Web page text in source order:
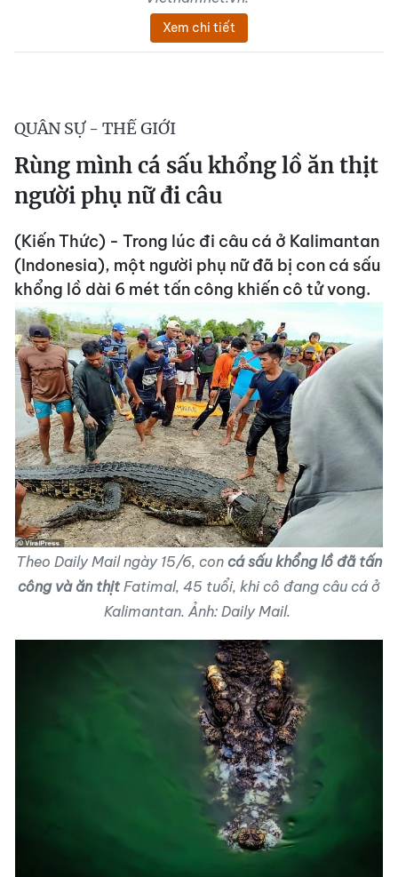
Xem chi tiết
QUÂN SỰ - THẾ GIỚI
Rùng mình cá sấu khổng lồ ăn thịt
người phụ nữ đi câu
(Kiến Thức) - Trong lúc đi câu cá ở Kalimantan
(Indonesia), một người phụ nữ đã bị con cá sấu
khổng lồ dài 6 mét tấn công khiến cô tử vong.
Theo Daily Mail ngày 15/6, con cá sấu khổng lồ đã tấn
công và ăn thịtFatimal, 45 tuổi, khi cô đang câu cá ở
Kalimantan. Ảnh: Daily Mail.